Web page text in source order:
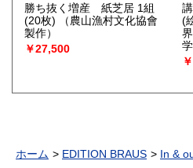
勝ち抜く増産 紙芝居 1組
(20枚)
（農山漁村文化協會
製作）
￥27,500
(
ホーム EDITION BRAUS In &